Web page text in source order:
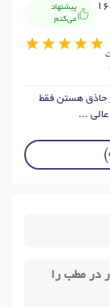
پیشنهاد
می‌کنم
حاذق هستن فقط
عالی ...
در مطب را